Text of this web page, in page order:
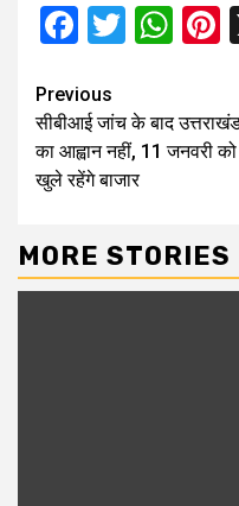
Facebook
Continue
Reading
Previous
सीबीआई जांच के बाद
का आह्वान नहीं, 11 जनवरी को
खुले रहेंगे बाजार
MORE STORIES